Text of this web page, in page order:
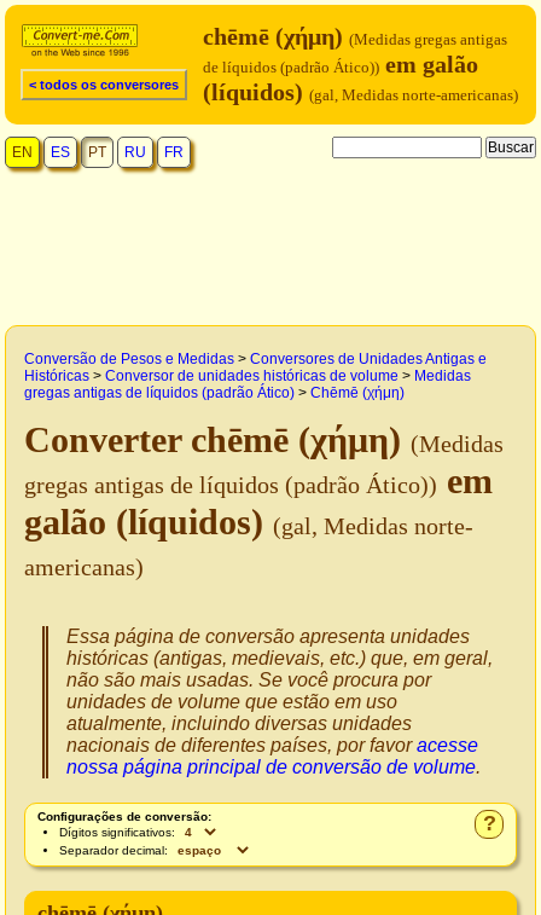
< todos os conversores
chēmē (χήμη) (Medidas gregas antigas
de líquidos (padrão Ático)) em galão
(líquidos) (gal, Medidas norte-americanas)
EN ES PT RU FR
Conversão de Pesos e Medidas > Conversores de Unidades Antigas e
Históricas > Conversor de unidades históricas de volume > Medidas
gregas antigas de líquidos (padrão Ático) > Chēmē (χήμη)
Converter chēmē (χήμη) (Medidas
gregas antigas de líquidos (padrão Ático)) em
galão (líquidos) (gal, Medidas norte-
americanas)
Essa página de conversão apresenta unidades
históricas (antigas, medievais, etc.) que, em geral,
não são mais usadas. Se você procura por
unidades de volume que estão em uso
atualmente, incluindo diversas unidades
nacionais de diferentes países, por favoracesse
nossa página principal de conversão de volume.
?
Configurações de conversão:
Dígitos significativos:
Separador decimal: